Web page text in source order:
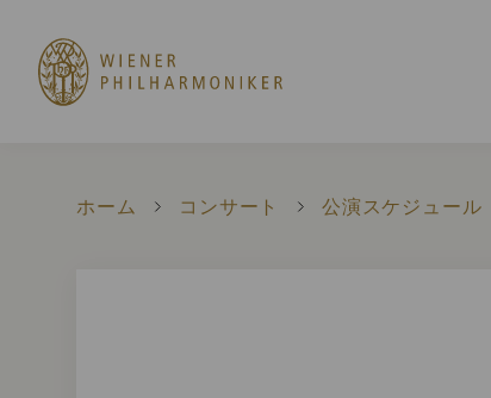
ホーム コンサート 公演スケジュール